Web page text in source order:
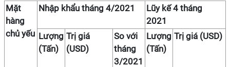
Mặt
hàng
chủ yếu
Nhập khẩu tháng 4/2021
Lũy kế 4 tháng
2021
Lượng
(Tấn)
Trị giá
(USD)
So với
tháng
3/2021
Lượng
(Tấn)
Trị giá (USD)